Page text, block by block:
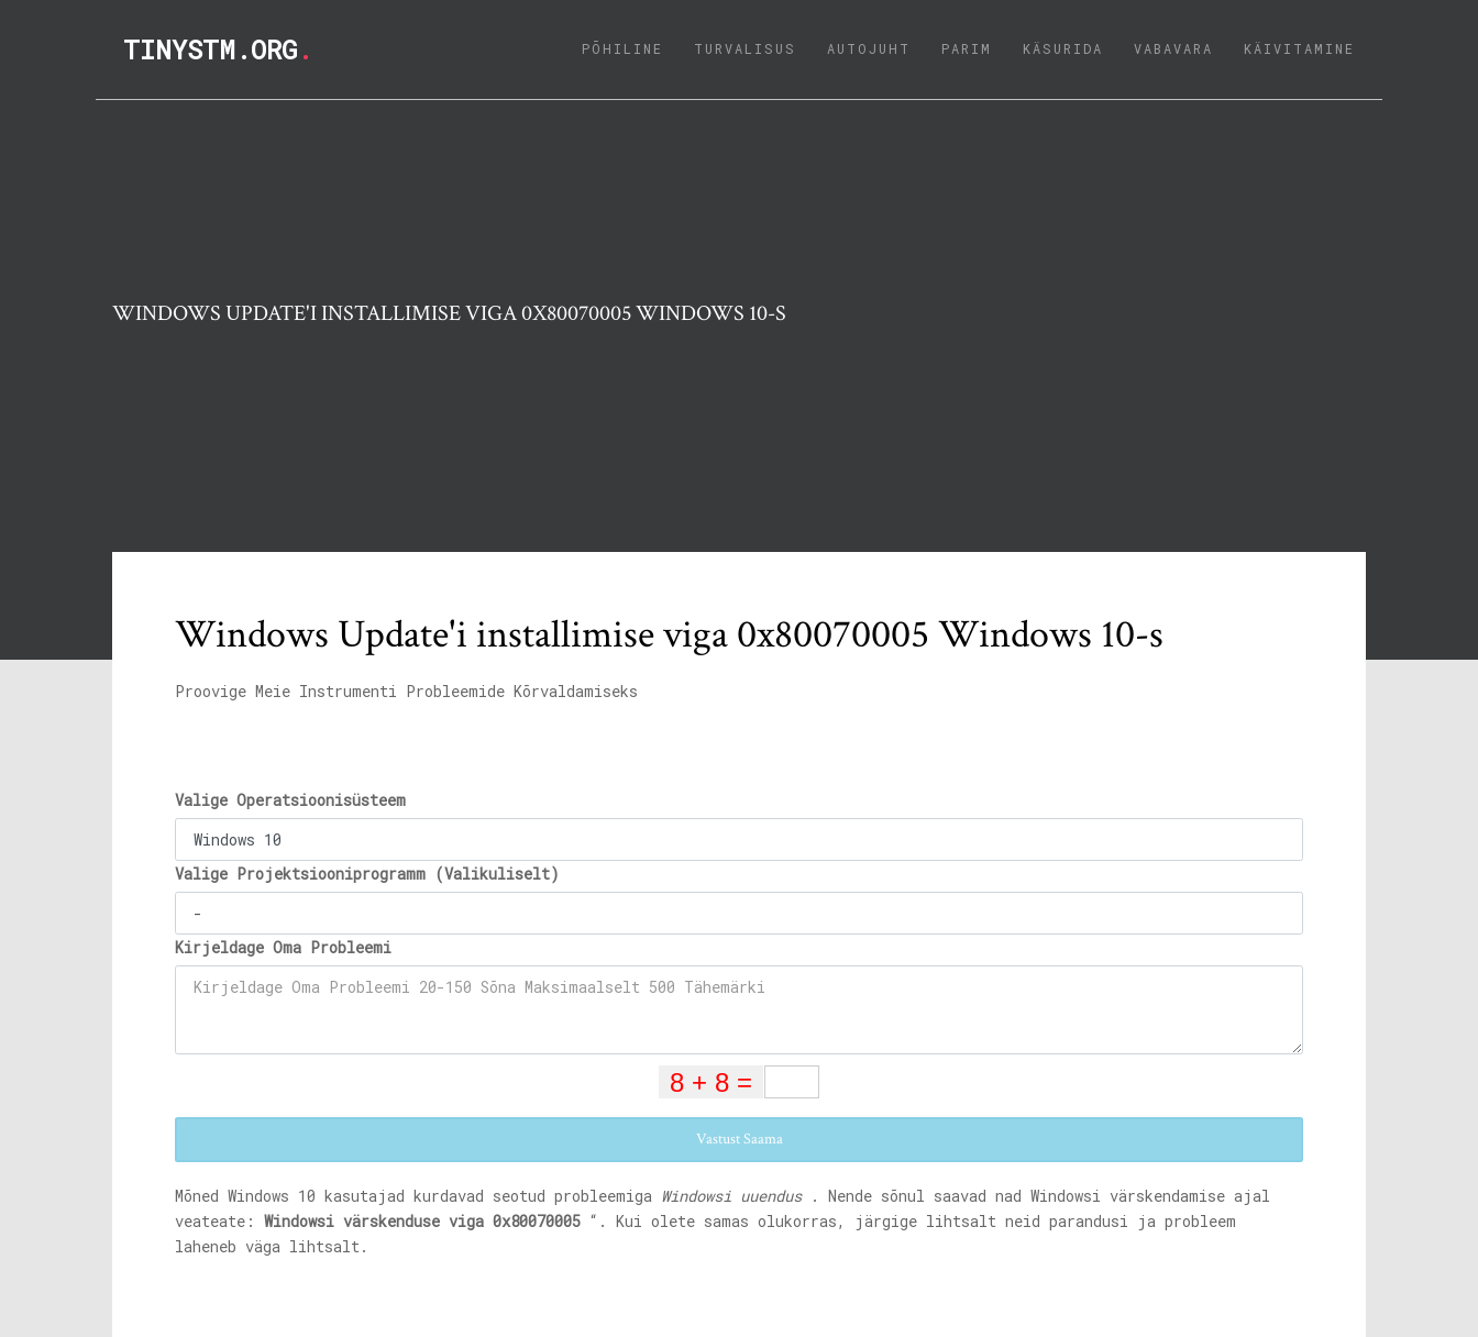
TINYSTM.ORG. PÕHILINE (CURRENT)
TURVALISUS AUTOJUHT PARIM KÄSURIDA VABAVARA KÄIVITAMINE
WINDOWS UPDATE'I INSTALLIMISE VIGA 0X80070005 WINDOWS 10-S
Windows Update'i installimise viga 0x80070005 Windows 10-s
Proovige Meie Instrumenti Probleemide Kõrvaldamiseks
Valige Operatsioonisüsteem
Valige Projektsiooniprogramm (Valikuliselt)
Kirjeldage Oma Probleemi
Vastust Saama
Mõned Windows 10 kasutajad kurdavad seotud probleemiga Windowsi uuendus. Nende sõnul saavad nad Windowsi värskendamise ajal
veateate: Windowsi värskenduse viga 0x80070005 “. Kui olete samas olukorras, järgige lihtsalt neid parandusi ja probleem
laheneb väga lihtsalt.